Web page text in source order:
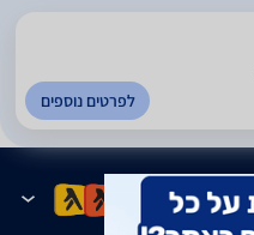
לפרטים נוספים